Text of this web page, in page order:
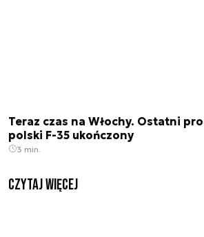
Teraz czas na Włochy. Ostatni
polski F-35 ukończony
3 min.
czytaj więcej